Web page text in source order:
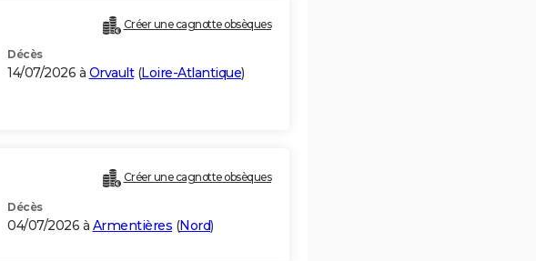
Créer une cagnotte obsèques
Décès
14/07/2026 à Orvault(Loire-Atlantique)
Créer une cagnotte obsèques
Décès
04/07/2026 à Armentières (Nord)